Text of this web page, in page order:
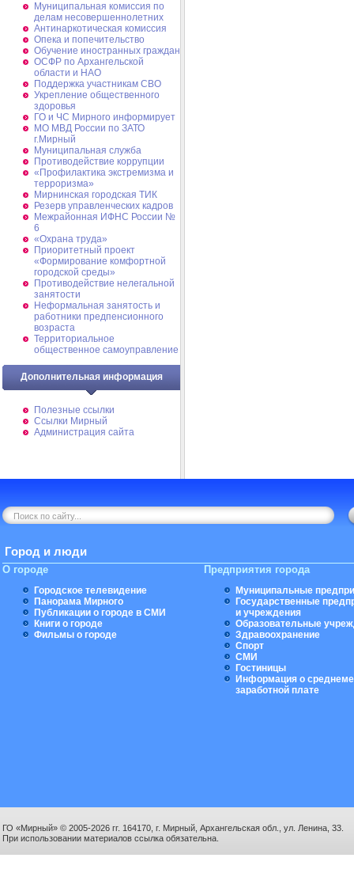
Муниципальная комиссия по
делам несовершеннолетних
Антинаркотическая комиссия
Опека и попечительство
Обучение иностранных граждан
ОСФР по Архангельской
области и НАО
Поддержка участникам СВО
Укрепление общественного
здоровья
ГО и ЧС Мирного информирует
МО МВД России по ЗАТО
г.Мирный
Муниципальная cлужба
Противодействие коррупции
«Профилактика экстремизма и
терроризма»
Мирнинская городская ТИК
Резерв управленческих кадров
Межрайонная ИФНС России №
6
«Охрана труда»
Приоритетный проект
«Формирование комфортной
городской среды»
Противодействие нелегальной
занятости
Неформальная занятость и
работники предпенсионного
возраста
Территориальное
общественное самоуправление
Дополнительная информация
Полезные ссылки
Ссылки Мирный
Администрация сайта
Город и люди
О городе
Городское телевидение
Панорама Мирного
Публикации о городе в СМИ
Книги о городе
Фильмы о городе
Предприятия города
Муниципальные
Государственные
и учреждения
Образовательные
Здравоохранение
Спорт
СМИ
Гостиницы
Информация о
заработной плате
ГО «Мирный» © 2005-2026 гг. 164170, г. Мирный, Архангельская обл., ул. Ленина, 33.
При использовании материалов ссылка обязательна.